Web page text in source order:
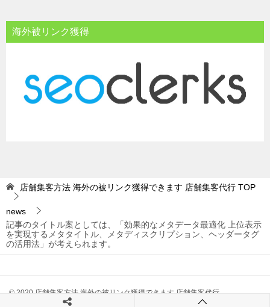
海外被リンク獲得
店舗集客方法 海外の被リンク獲得できます 店舗集客代行 TOP
news
記事のタイトル案としては、「効果的なメタデータ最適化 上位表示
を実現するメタタイトル、メタディスクリプション、ヘッダータグ
の活用法」が考えられます。
© 2020 店舗集客方法 海外の被リンク獲得できます 店舗集客代行